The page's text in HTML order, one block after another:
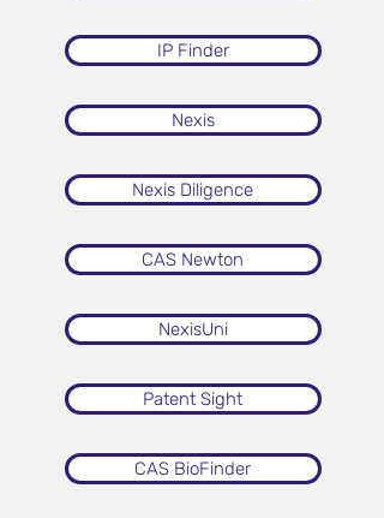
IP Finder
Nexis
Nexis Diligence
CAS Newton
NexisUni
Patent Sight
CAS BioFinder